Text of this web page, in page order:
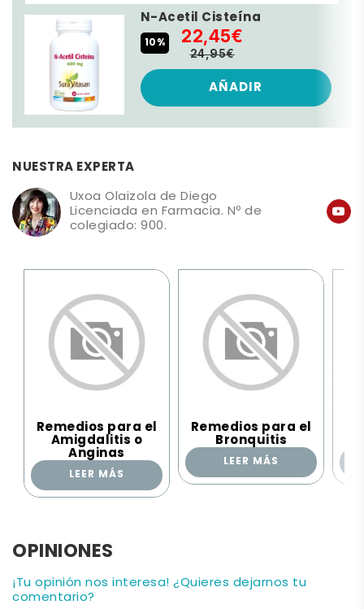
N-Acetil Cisteína
10% 22,45€
24,95€
AÑADIR
NUESTRA EXPERTA
Uxoa Olaizola de Diego
Licenciada en Farmacia. Nº de
colegiado: 900.
Remedios para el
Amigdalitis o
Anginas
LEER MÁS
Remedios para el
Bronquitis
LEER MÁS
OPINIONES
¡Tu opinión nos interesa! ¿Quieres dejarnos tu
comentario?